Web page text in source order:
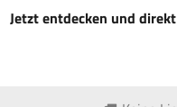
Jetzt entdecken und